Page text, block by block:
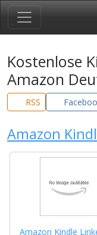
Kostenlose
Amazon
RSS
Amazon
Amazon Kindle